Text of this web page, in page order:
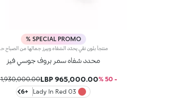
SPECIAL PROMO %
محدد شفاه سمر بروف جوسي فيز
- 50 %
965,000.00 LBP
1,930,000.00 LBP
03 Lady In Red
+6